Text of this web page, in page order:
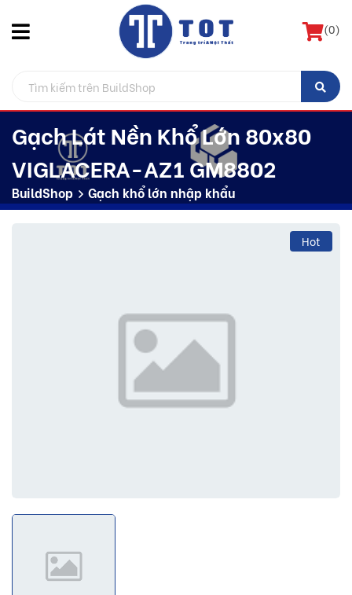
(0)
Gạch Lát Nền Khổ Lớn 80x80
VIGLACERA-AZ1 GM8802
BuildShop Gạch khổ lớn nhập khẩu
Hot